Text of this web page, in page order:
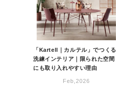
「Kartell｜カルテル」でつくる
洗練インテリア｜限られた空間
にも取り入れやすい理由
Feb,2026